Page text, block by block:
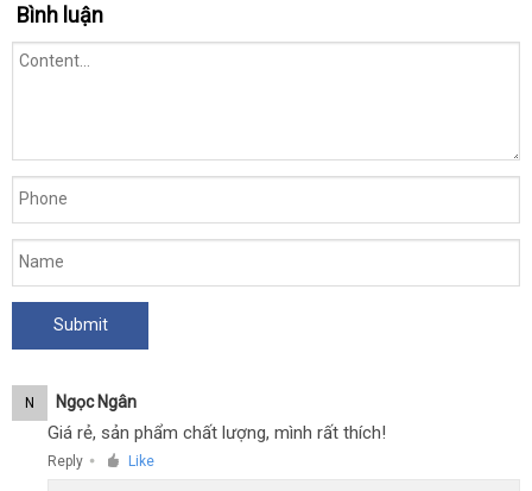
Hồng
-
Siêu
hạt
thương
hiệu
,
nhiều
gel
bôi
trơn
10
cái
Bình luận
N Ngọc Ngân
Giá rẻ, sản phẩm chất lượng, mình rất thích!
Reply ● Like